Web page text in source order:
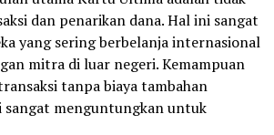
dan penarikan dana. Hal ini sangat
yang sering berbelanja internasional
mitra di luar negeri. Kemampuan
tanpa biaya tambahan
menguntungkan untuk